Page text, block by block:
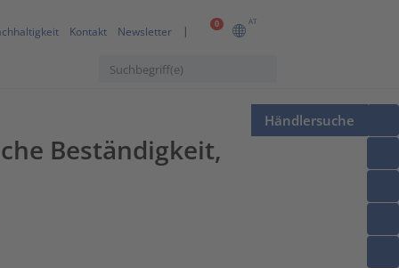
0 AT
Kontakt Newsletter
Händlersuche
Beständigkeit,